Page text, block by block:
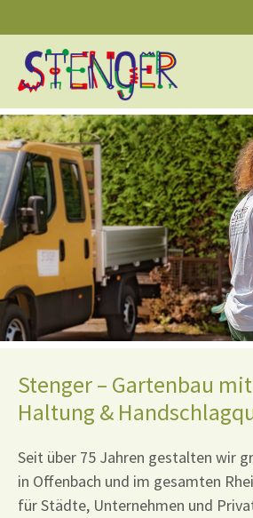
Stenger – Gartenbau
Haltung &
Seit über 75 Jahren gestalten wir
in Offenbach und im gesamten
für Städte, Unternehmen und